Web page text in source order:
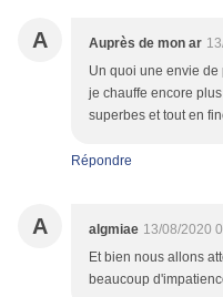
A Auprès de mon ar
Un quoi une envie
je chauffe encore
superbes et tout en
Répondre
A algmiae 13/08/2020
Et bien nous allons
beaucoup